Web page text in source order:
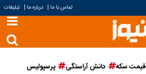
تماس با ما | درباره ما | تبلیغات
قیمت سکه دانش آراستگی پرسپولیس